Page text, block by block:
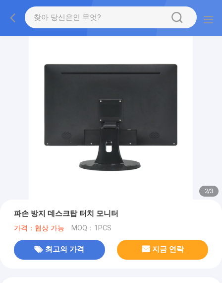
2/3
파손 방지 데스크탑 터치 모니터
가격：협상 가능 MOQ：1PCS
최고의 가격 지금 연락